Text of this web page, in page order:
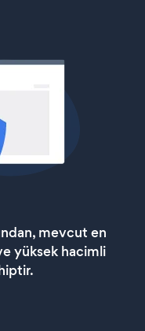
mevcut en
yüksek hacimli